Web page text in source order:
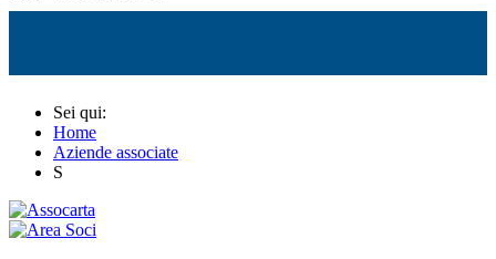
Sei qui:
Home
Aziende associate
S